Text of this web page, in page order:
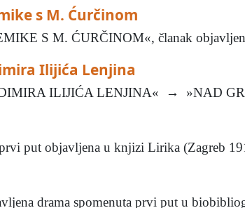
s M. Ćurčinom
S M. ĆURČINOM«, članak
Ilijića Lenjina
ILIJIĆA LENJINA« → »NAD
put objavljena u knjizi Lirika (Zagreb
drama spomenuta prvi put u